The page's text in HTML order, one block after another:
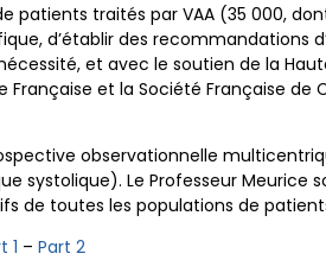
traités par VAA (35 000,
d’établir des recommandations
et avec le soutien de la
Française et la Société Française
observationnelle
systolique). Le Professeur
de toutes les populations de
1 – Part 2